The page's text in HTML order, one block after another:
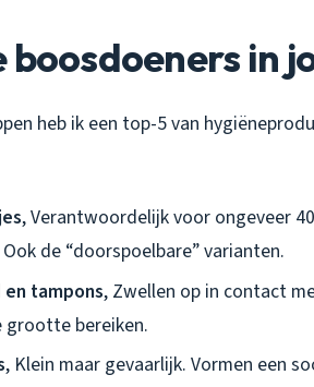
boosdoeners in
heb ik een top-5 van
, Verantwoordelijk voor ongeveer
de “doorspoelbare” varianten.
tampons, Zwellen op in contact
grootte bereiken.
, Klein maar gevaarlijk. Vormen een